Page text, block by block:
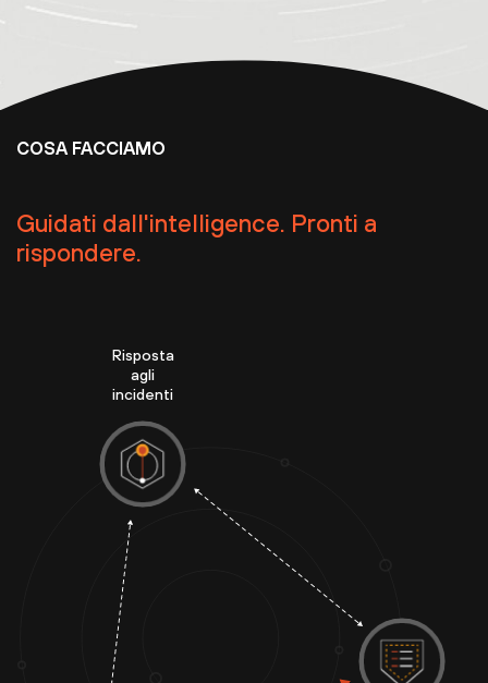
COSA FACCIAMO
Guidati dall'intelligence. Pronti a
rispondere.
Risposta
agli
incidenti